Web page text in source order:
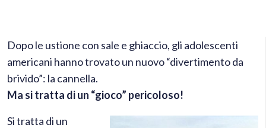
Dopo le ustione con sale e ghiaccio, gli adolescenti
americani hanno trovato un nuovo “divertimento da
brivido”: la cannella.
Ma si tratta di un “gioco” pericoloso!
Si tratta di un